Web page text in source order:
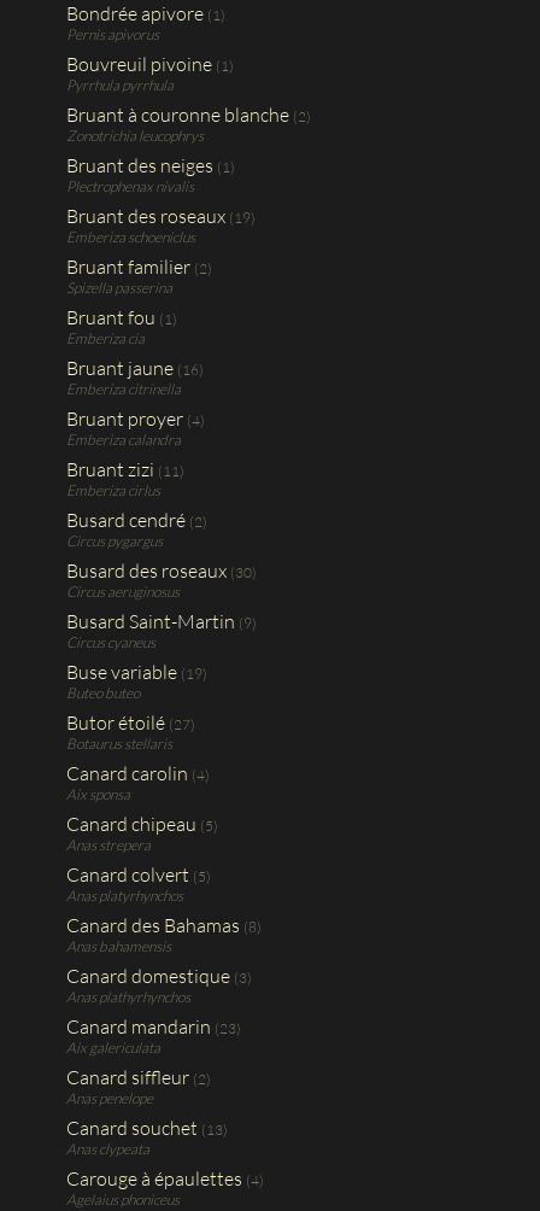
Bondrée apivore (1)
Pernis apivorus
Bouvreuil pivoine (1)
Pyrrhula pyrrhula
Bruant à couronne blanche (2)
Zonotrichia leucophrys
Bruant des neiges (1)
Plectrophenax nivalis
Bruant des roseaux (19)
Emberiza schoeniclus
Bruant familier (2)
Spizella passerina
Bruant fou (1)
Emberiza cia
Bruant jaune (16)
Emberiza citrinella
Bruant proyer (4)
Emberiza calandra
Bruant zizi (11)
Emberiza cirlus
Busard cendré (2)
Circus pygargus
Busard des roseaux (30)
Circus aeruginosus
Busard Saint-Martin (9)
Circus cyaneus
Buse variable (19)
Buteo buteo
Butor étoilé (27)
Botaurus stellaris
Canard carolin (4)
Aix sponsa
Canard chipeau (5)
Anas strepera
Canard colvert (5)
Anas platyrhynchos
Canard des Bahamas (8)
Anas bahamensis
Canard domestique (3)
Anas plathyrhynchos
Canard mandarin (23)
Aix galericulata
Canard siffleur (2)
Anas penelope
Canard souchet (13)
Anas clypeata
Carouge à épaulettes (4)
Agelaius phoniceus